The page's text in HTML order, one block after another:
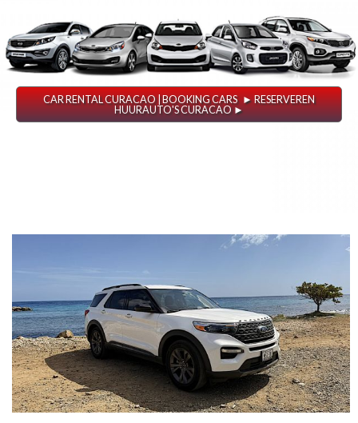
CAR RENTAL CURACAO | BOOKING CARS ► RESERVEREN
HUURAUTO'S CURACAO ►